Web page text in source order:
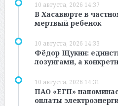
10 августа, 2026 14:37
В Хасавюрте в
мертвый ребенок
10 августа, 2026 14:33
Фёдор Щукин:
лозунгами, а
10 августа, 2026 14:31
ПАО «ЕГП»
оплаты